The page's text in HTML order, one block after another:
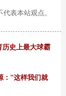
表本站观点。
史上最大球霸
：“这样我们就